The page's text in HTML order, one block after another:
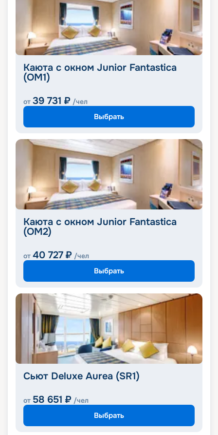
Каюта с окном Junior Fantastica
(OM1)
от 39 731 ₽ /чел
Выбрать
Каюта с окном Junior Fantastica
(OM2)
от 40 727 ₽ /чел
Выбрать
Сьют Deluxe Aurea (SR1)
от 58 651 ₽ /чел
Выбрать